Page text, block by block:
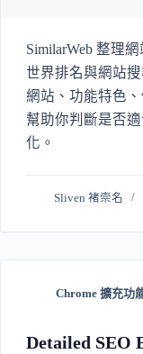
SimilarWeb 整理
世界排名與網站
網站、功能特色
幫助你判斷是否
化。
Sliven 褚崇名
Chrome 擴充功
Detailed SEO